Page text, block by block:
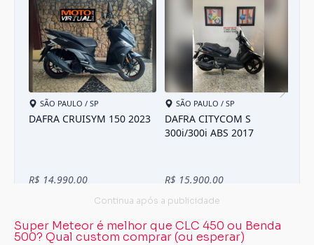
Super Meteor é melhor que CLC 450 ou Benda
500? Qual custom comprar (ou esperar)